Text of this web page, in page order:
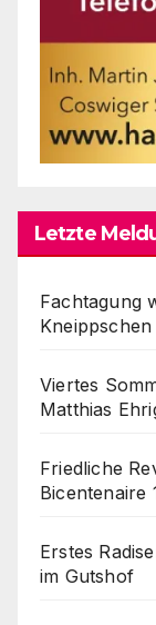
Letzte
Fachtagung
Kneippschen
Viertes
Matthias
Friedliche
Bicentenaire
Erstes
im Gutshof